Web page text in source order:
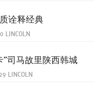
诠释经典
LINCOLN
司马故里陕西韩城
LINCOLN